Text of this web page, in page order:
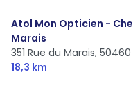
Atol Mon Opticien -
Marais
351 Rue du Marais,
18,3 km